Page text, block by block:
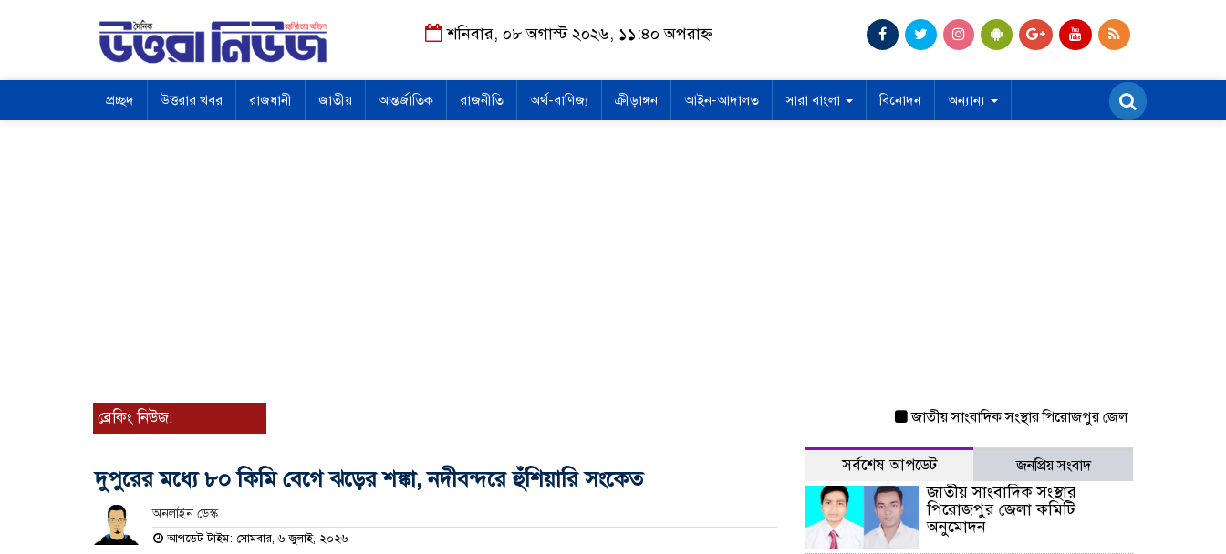
শনিবার, ০৮ অগাস্ট ২০২৬, ১১:৪০ অপরাহ্ন
প্রচ্ছদ উত্তরার খবর রাজধানী জাতীয় আন্তর্জাতিক রাজনীতি অর্থ-বাণিজ্য ক্রীড়াঙ্গন আইন-আদালত সারা বাংলা বিনোদন অন্যান্য
ব্রেকিং নিউজ: জাতীয় সাংবাদিক সংস্থার পিরোজপুর জেলা কমিটি অনুমোদন
দুপুরের মধ্যে ৮০ কিমি বেগে ঝড়ের শঙ্কা, নদীবন্দরে হুঁশিয়ারি সংকেত
অনলাইন ডেস্ক
আপডেট টাইম: সোমবার, ৬ জুলাই, ২০২৬
সর্বশেষ আপডেট জনপ্রিয় সংবাদ
জাতীয় সাংবাদিক সংস্থার
পিরোজপুর জেলা কমিটি
অনুমোদন